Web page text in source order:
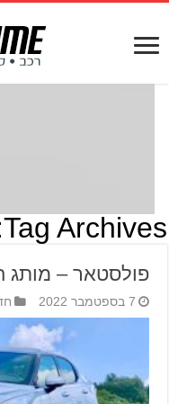
Tag
פולסטאר – מותג
7 בספטמבר 2022